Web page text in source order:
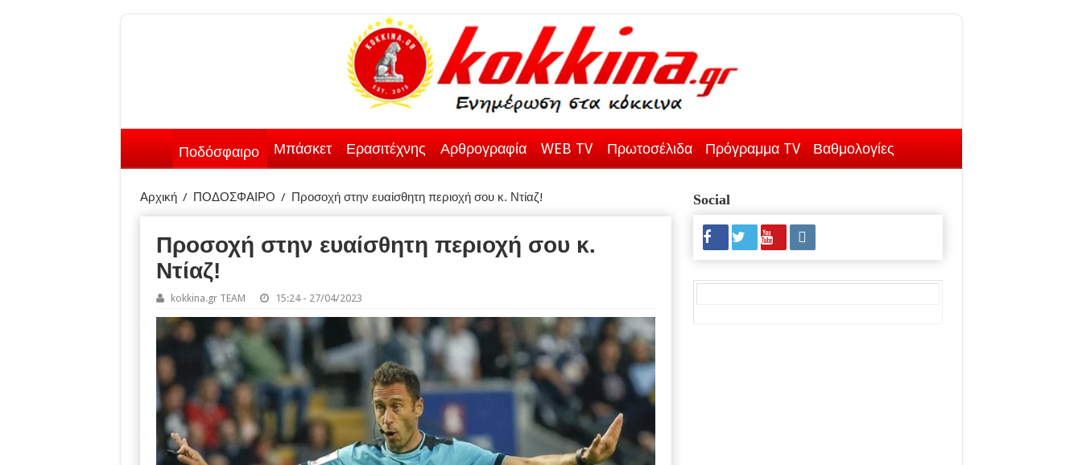
Ποδόσφαιρο Μπάσκετ Ερασιτέχνης Αρθρογραφία WEB TV Πρωτοσέλιδα Πρόγραμμα TV Βαθμολογίες
Αρχική / ΠΟΔΟΣΦΑΙΡΟ / Προσοχή στην ευαίσθητη περιοχή σου κ. Ντίαζ!
Προσοχή στην ευαίσθητη περιοχή σου κ.
Ντίαζ!
kokkina.gr TEAM 15:24 - 27/04/2023
Social